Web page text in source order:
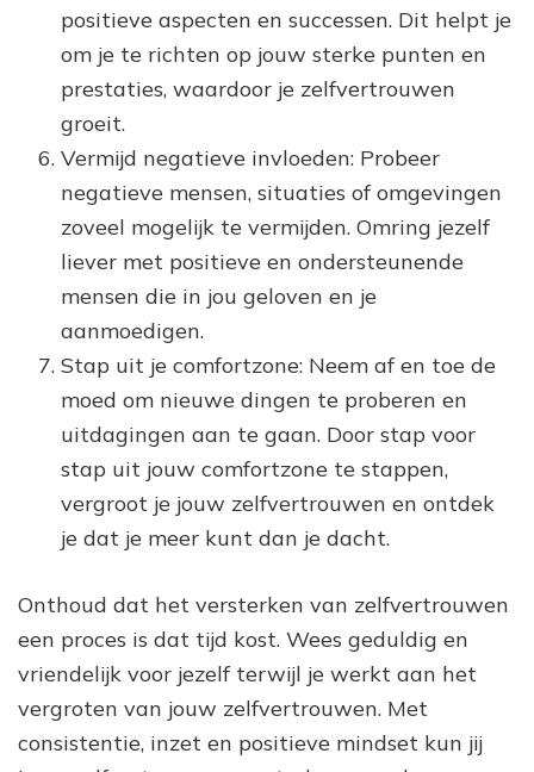
positieve aspecten en successen. Dit helpt je
om je te richten op jouw sterke punten en
prestaties, waardoor je zelfvertrouwen
groeit.
Vermijd negatieve invloeden: Probeer
negatieve mensen, situaties of omgevingen
zoveel mogelijk te vermijden. Omring jezelf
liever met positieve en ondersteunende
mensen die in jou geloven en je
aanmoedigen.
Stap uit je comfortzone: Neem af en toe de
moed om nieuwe dingen te proberen en
uitdagingen aan te gaan. Door stap voor
stap uit jouw comfortzone te stappen,
vergroot je jouw zelfvertrouwen en ontdek
je dat je meer kunt dan je dacht.
Onthoud dat het versterken van zelfvertrouwen
een proces is dat tijd kost. Wees geduldig en
vriendelijk voor jezelf terwijl je werkt aan het
vergroten van jouw zelfvertrouwen. Met
consistentie, inzet en positieve mindset kun jij